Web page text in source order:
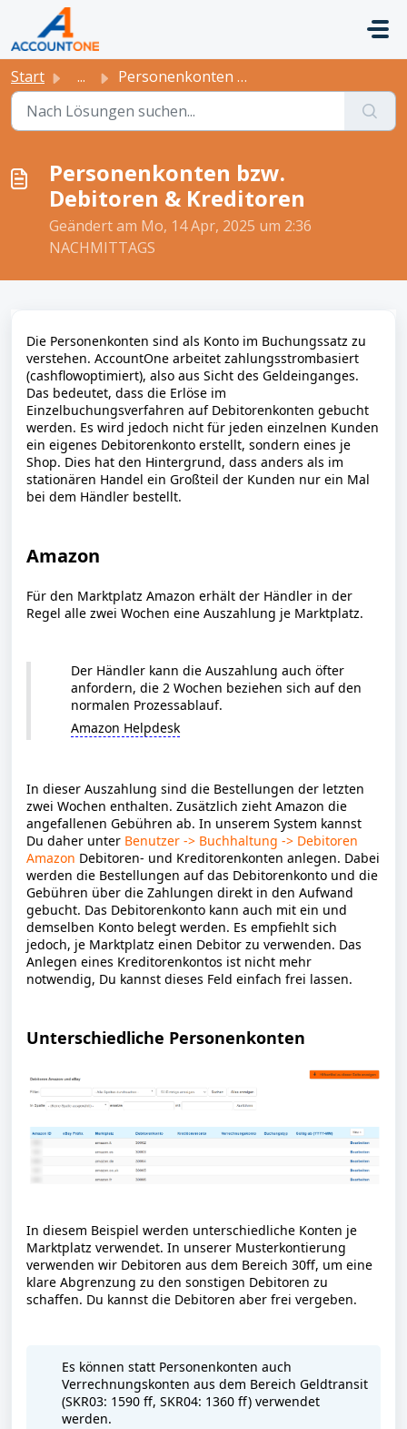
Zum hauptsächlichen Inhalt gehen
Start ... Personenkonten bzw. Debitoren & Kreditoren
Personenkonten bzw.
Debitoren & Kreditoren
Geändert am Mo, 14 Apr, 2025 um 2:36
NACHMITTAGS
Die Personenkonten sind als Konto im Buchungssatz zu
verstehen. AccountOne arbeitet zahlungsstrombasiert
(cashflowoptimiert), also aus Sicht des Geldeinganges.
Das bedeutet, dass die Erlöse im
Einzelbuchungsverfahren auf Debitorenkonten gebucht
werden. Es wird jedoch nicht für jeden einzelnen Kunden
ein eigenes Debitorenkonto erstellt, sondern eines je
Shop. Dies hat den Hintergrund, dass anders als im
stationären Handel ein Großteil der Kunden nur ein Mal
bei dem Händler bestellt.
Amazon
Für den Marktplatz Amazon erhält der Händler in der
Regel alle zwei Wochen eine Auszahlung je Marktplatz.
Der Händler kann die Auszahlung auch öfter
anfordern, die 2 Wochen beziehen sich auf den
normalen Prozessablauf.
Amazon Helpdesk
In dieser Auszahlung sind die Bestellungen der letzten
zwei Wochen enthalten. Zusätzlich zieht Amazon die
angefallenen Gebühren ab. In unserem System kannst
Du daher unter Benutzer -> Buchhaltung -> Debitoren
Amazon Debitoren- und Kreditorenkonten anlegen. Dabei
werden die Bestellungen auf das Debitorenkonto und die
Gebühren über die Zahlungen direkt in den Aufwand
gebucht. Das Debitorenkonto kann auch mit ein und
demselben Konto belegt werden. Es empfiehlt sich
jedoch, je Marktplatz einen Debitor zu verwenden. Das
Anlegen eines Kreditorenkontos ist nicht mehr
notwendig, Du kannst dieses Feld einfach frei lassen.
Unterschiedliche Personenkonten
In diesem Beispiel werden unterschiedliche Konten je
Marktplatz verwendet. In unserer Musterkontierung
verwenden wir Debitoren aus dem Bereich 30ff, um eine
klare Abgrenzung zu den sonstigen Debitoren zu
schaffen. Du kannst die Debitoren aber frei vergeben.
Es können statt Personenkonten auch
Verrechnungskonten aus dem Bereich Geldtransit
(SKR03: 1590 ff, SKR04: 1360 ff) verwendet
werden.